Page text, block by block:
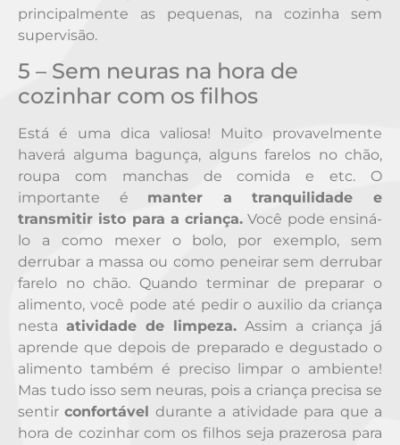
principalmente as pequenas, na cozinha sem
supervisão.
5 – Sem neuras na hora de
cozinhar com os filhos
Está é uma dica valiosa! Muito provavelmente
haverá alguma bagunça, alguns farelos no chão,
roupa com manchas de comida e etc. O
importante é manter a tranquilidade e
transmitir isto para a criança. Você pode ensiná-
lo a como mexer o bolo, por exemplo, sem
derrubar a massa ou como peneirar sem derrubar
farelo no chão. Quando terminar de preparar o
alimento, você pode até pedir o auxilio da criança
nesta atividade de limpeza. Assim a criança já
aprende que depois de preparado e degustado o
alimento também é preciso limpar o ambiente!
Mas tudo isso sem neuras, pois a criança precisa se
sentirconfortável durante a atividade para que a
hora de cozinhar com os filhos seja prazerosa para